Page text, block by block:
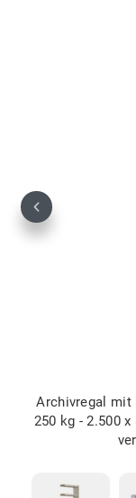
Archivregal mit
250 kg - 2.500
Previous